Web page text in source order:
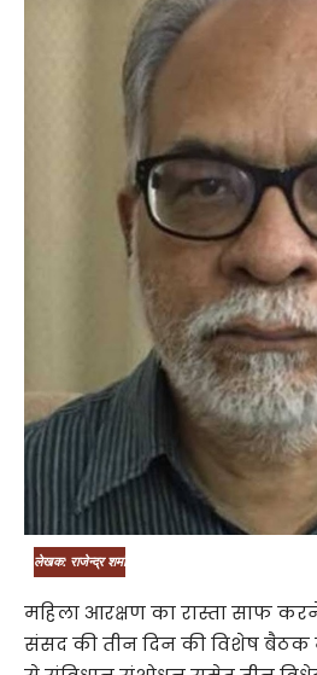
लेखक: राजेन्द्र शर्मा
महिला आरक्षण का रास्ता साफ
संसद की तीन दिन की विशेष